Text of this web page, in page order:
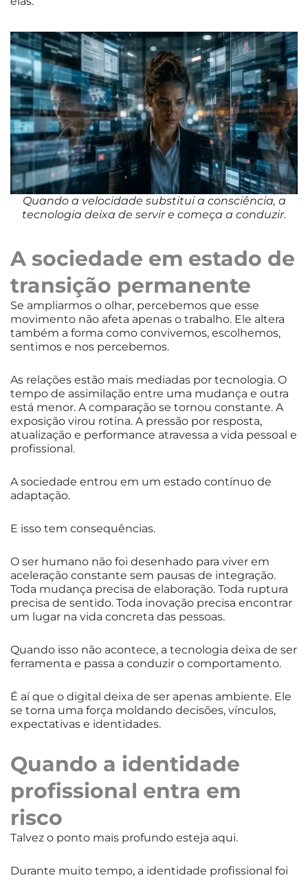
Quando a velocidade substitui a consciência, a
tecnologia deixa de servir e começa a conduzir.
A sociedade em estado de
transição permanente
Se ampliarmos o olhar, percebemos que esse
movimento não afeta apenas o trabalho. Ele altera
também a forma como convivemos, escolhemos,
sentimos e nos percebemos.
As relações estão mais mediadas por tecnologia. O
tempo de assimilação entre uma mudança e outra
está menor. A comparação se tornou constante. A
exposição virou rotina. A pressão por resposta,
atualização e performance atravessa a vida pessoal e
profissional.
A sociedade entrou em um estado contínuo de
adaptação.
E isso tem consequências.
O ser humano não foi desenhado para viver em
aceleração constante sem pausas de integração.
Toda mudança precisa de elaboração. Toda ruptura
precisa de sentido. Toda inovação precisa encontrar
um lugar na vida concreta das pessoas.
Quando isso não acontece, a tecnologia deixa de ser
ferramenta e passa a conduzir o comportamento.
É aí que o digital deixa de ser apenas ambiente. Ele
se torna uma força moldando decisões, vínculos,
expectativas e identidades.
Quando a identidade
profissional entra em
risco
Talvez o ponto mais profundo esteja aqui.
Durante muito tempo, a identidade profissional foi